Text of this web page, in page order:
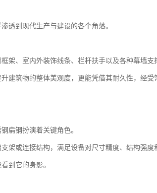
透到现代生产与建设的各个角落。
架、室内外装饰线条、栏杆扶手以及各种幕墙支
建筑物的整体美观度，更能凭借其耐久性，经
扁钢扮演着关键角色。
架或连接结构，满足设备对尺寸精度、结构强度
到它的身影。